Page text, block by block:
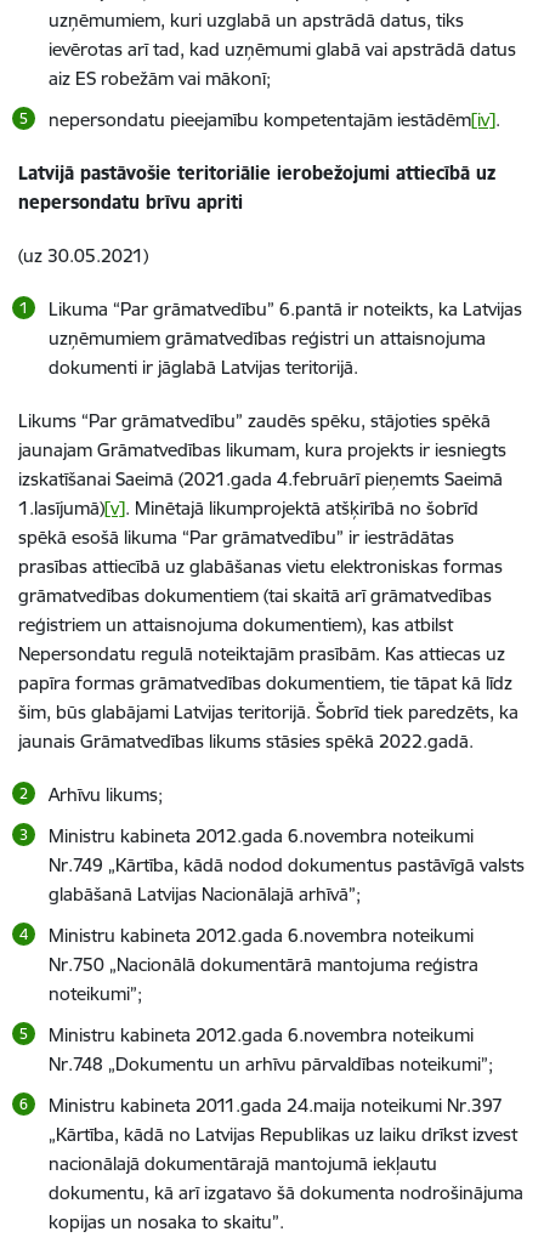
uzņēmumiem, kuri uzglabā un apstrādā datus, tiks
ievērotas arī tad, kad uzņēmumi glabā vai apstrādā datus
aiz ES robežām vai mākonī;
nepersondatu pieejamību kompetentajām iestādēm[iv].
Latvijā pastāvošie teritoriālie ierobežojumi attiecībā uz
nepersondatu brīvu apriti
(uz 30.05.2021)
Likuma “Par grāmatvedību” 6.pantā ir noteikts, ka Latvijas
uzņēmumiem grāmatvedības reģistri un attaisnojuma
dokumenti ir jāglabā Latvijas teritorijā.
Likums “Par grāmatvedību” zaudēs spēku, stājoties spēkā
jaunajam Grāmatvedības likumam, kura projekts ir iesniegts
izskatīšanai Saeimā (2021.gada 4.februārī pieņemts Saeimā
1.lasījumā)[v]. Minētajā likumprojektā atšķirībā no šobrīd
spēkā esošā likuma “Par grāmatvedību” ir iestrādātas
prasības attiecībā uz glabāšanas vietu elektroniskas formas
grāmatvedības dokumentiem (tai skaitā arī grāmatvedības
reģistriem un attaisnojuma dokumentiem), kas atbilst
Nepersondatu regulā noteiktajām prasībām. Kas attiecas uz
papīra formas grāmatvedības dokumentiem, tie tāpat kā līdz
šim, būs glabājami Latvijas teritorijā. Šobrīd tiek paredzēts, ka
jaunais Grāmatvedības likums stāsies spēkā 2022.gadā.
Arhīvu likums;
Ministru kabineta 2012.gada 6.novembra noteikumi
Nr.749 „Kārtība, kādā nodod dokumentus pastāvīgā valsts
glabāšanā Latvijas Nacionālajā arhīvā”;
Ministru kabineta 2012.gada 6.novembra noteikumi
Nr.750 „Nacionālā dokumentārā mantojuma reģistra
noteikumi”;
Ministru kabineta 2012.gada 6.novembra noteikumi
Nr.748 „Dokumentu un arhīvu pārvaldības noteikumi”;
Ministru kabineta 2011.gada 24.maija noteikumi Nr.397
„Kārtība, kādā no Latvijas Republikas uz laiku drīkst izvest
nacionālajā dokumentārajā mantojumā iekļautu
dokumentu, kā arī izgatavo šā dokumenta nodrošinājuma
kopijas un nosaka to skaitu”.